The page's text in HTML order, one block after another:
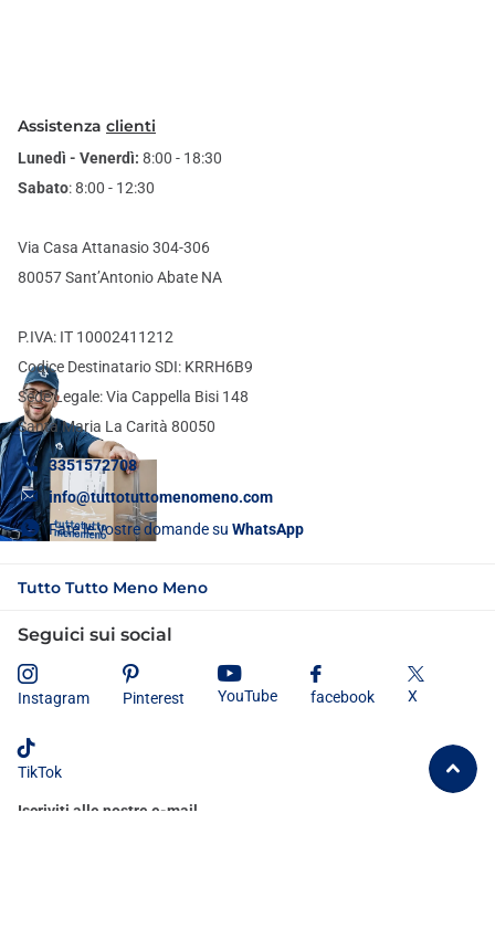
Assistenza clienti
Lunedì - Venerdì: 8:00 - 18:30
Sabato: 8:00 - 12:30
Via Casa Attanasio 304-306
80057 Sant’Antonio Abate NA
P.IVA: IT 10002411212
Codice Destinatario SDI: KRRH6B9
Sede Legale: Via Cappella Bisi 148
Santa Maria La Carità 80050
3351572708
info@tuttotuttomenomeno.com
Fate le vostre domande su WhatsApp
Tutto Tutto Meno Meno
Seguici sui social
Instagram Pinterest YouTube facebook X
TikTok
Iscriviti alle nostre e-mail